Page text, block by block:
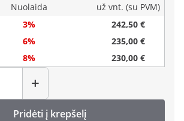
Nuolaida
už vnt. (su PVM)
3%
242,50 €
6%
235,00 €
8% 230,00 €
+
Pridėti į krepšelį